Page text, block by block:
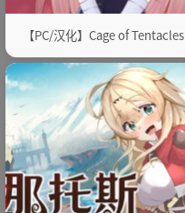
【PC/汉化】Cage of Tentacles